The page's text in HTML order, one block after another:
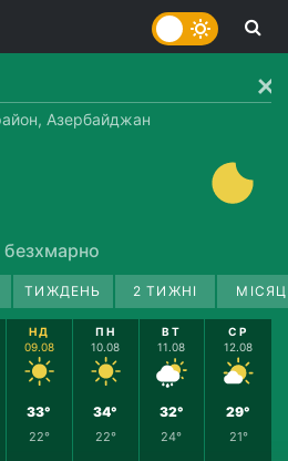
Азербайджан
безхмарно
ТИЖДЕНЬ 2 ТИЖНІ
НД
09.08
33°
22°
ПН
10.08
34°
22°
ВТ
11.08
32°
24°
СР
12.08
29°
21°